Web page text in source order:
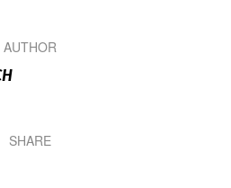
AUTHOR
SHARE